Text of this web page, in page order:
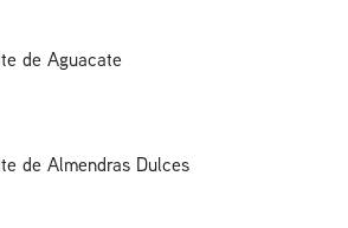
de Aguacate
de Almendras Dulces